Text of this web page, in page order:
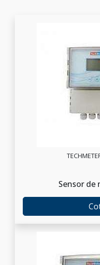
Sensor de